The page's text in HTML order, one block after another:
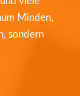
Minden,
sondern